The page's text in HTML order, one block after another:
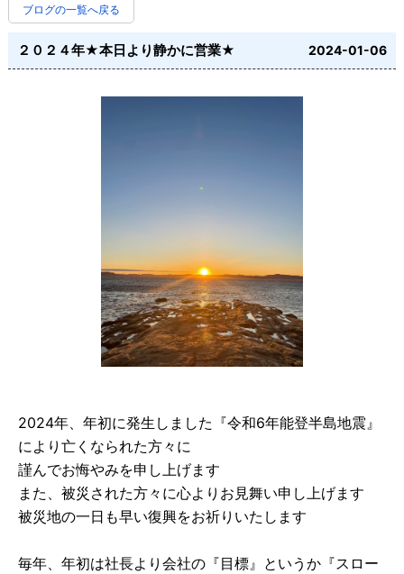
ブログの一覧へ戻る
２０２４年★本日より静かに営業★ 2024-01-06
2024年、年初に発生しました『令和6年能登半島地震』
により亡くなられた方々に
謹んでお悔やみを申し上げます
また、被災された方々に心よりお見舞い申し上げます
被災地の一日も早い復興をお祈りいたします
毎年、年初は社長より会社の『目標』というか『スロー